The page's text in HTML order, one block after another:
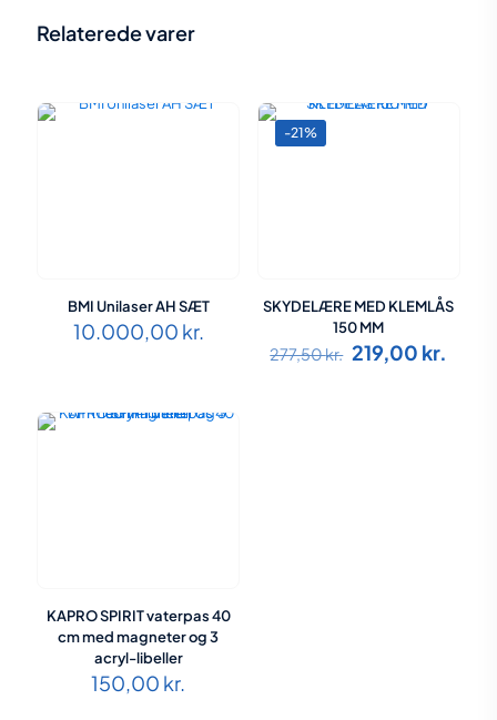
Relaterede varer
BMI Unilaser AH SÆT
10.000,00 kr.
-21%
SKYDELÆRE MED KLEMLÅS
150 MM
277,50kr. Den
oprindelige
219,00 kr.
KAPRO SPIRIT vaterpas 40
cm med magneter og 3
acryl-libeller
150,00 kr.